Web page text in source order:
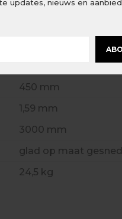
updates, nieuws en
450 mm
1,59 mm
3000 mm
glad op maat
24,5 kg